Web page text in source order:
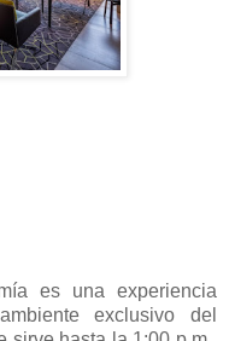
es una experiencia
exclusivo del